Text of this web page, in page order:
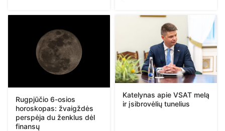
Rugpjūčio 6-osios
horoskopas: žvaigždės
perspėja du ženklus dėl
finansų
Katelynas apie VSAT melą
ir įsibrovėlių tunelius